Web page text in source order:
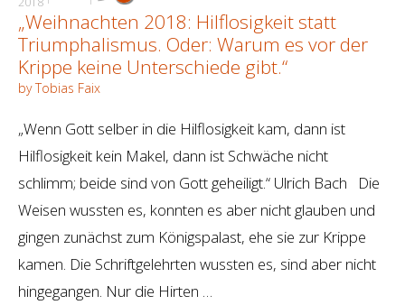
„Weihnachten 2018: Hilflosigkeit statt
Triumphalismus. Oder: Warum es vor der
Krippe keine Unterschiede gibt.“
by Tobias Faix
„Wenn Gott selber in die Hilflosigkeit kam, dann ist
Hilflosigkeit kein Makel, dann ist Schwäche nicht
schlimm; beide sind von Gott geheiligt.“ Ulrich Bach Die
Weisen wussten es, konnten es aber nicht glauben und
gingen zunächst zum Königspalast, ehe sie zur Krippe
kamen. Die Schriftgelehrten wussten es, sind aber nicht
hingegangen. Nur die Hirten …